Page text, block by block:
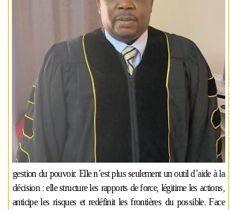
gestion du pouvoir. Elle n’est plus seulement un outil d’aide à la
décision : elle structure les rapports de force, légitime les actions,
anticipe les risques et redéfinit les frontières du possible. Face